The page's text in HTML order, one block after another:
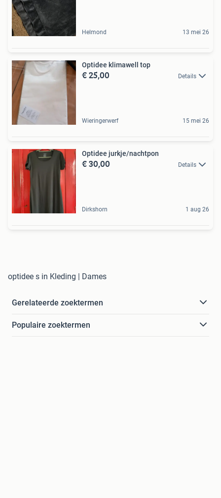
Helmond 13 mei 26
Optidee klimawell top
€ 25,00 Details
Wieringerwerf 15 mei 26
Optidee jurkje/nachtpon
€ 30,00 Details
Dirkshorn 1 aug 26
optidee s in Kleding | Dames
Gerelateerde zoektermen
Populaire zoektermen